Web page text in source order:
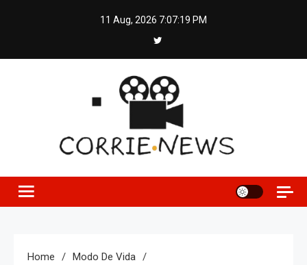
11 Aug, 2026 7:07:20 PM
Home
Modo De Vida